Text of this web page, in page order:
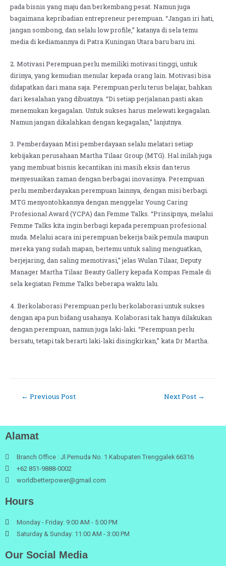
pada bisnis yang maju dan berkembang pesat. Namun juga
bagaimana kepribadian entrepreneur perempuan. “Jangan iri hati,
jangan sombong, dan selalu low profile,” katanya di sela temu
media di kediamannya di Patra Kuningan Utara baru baru ini.
2. Motivasi Perempuan perlu memiliki motivasi tinggi, untuk
dirinya, yang kemudian menular kepada orang lain. Motivasi bisa
didapatkan dari mana saja. Perempuan perlu terus belajar, bahkan
dari kesalahan yang dibuatnya. “Di setiap perjalanan pasti akan
menemukan kegagalan. Untuk sukses harus melewati kegagalan.
Namun jangan dikalahkan dengan kegagalan,” lanjutnya.
3. Pemberdayaan Misi pemberdayaan selalu melatari setiap
kebijakan perusahaan Martha Tilaar Group (MTG). Hal inilah juga
yang membuat bisnis kecantikan ini masih eksis dan terus
menyesuaikan zaman dengan berbagai inovasinya. Perempuan
perlu memberdayakan perempuan lainnya, dengan misi berbagi.
MTG menyontohkannya dengan menggelar Young Caring
Profesional Award (YCPA) dan Femme Talks. “Prinsipnya, melalui
Femme Talks kita ingin berbagi kepada perempuan profesional
muda. Melalui acara ini perempuan bekerja baik pemula maupun
mereka yang sudah mapan, bertemu untuk saling menguatkan,
berjejaring, dan saling memotivasi,” jelas Wulan Tilaar, Deputy
Manager Martha Tilaar Beauty Gallery kepada Kompas Female di
sela kegiatan Femme Talks beberapa waktu lalu.
4. Berkolaborasi Perempuan perlu berkolaborasi untuk sukses
dengan apa pun bidang usahanya. Kolaborasi tak hanya dilakukan
dengan perempuan, namun juga laki-laki. “Perempuan perlu
bersatu, tetapi tak berarti laki-laki disingkirkan,” kata Dr Martha.
← Previous Post Next Post →
Alamat
Branch Office : Jl.Pemuda No. 1 Kabupaten Trenggalek 66316
+62 851-9888-0002
worldbetterpower@gmail.com
Hours
Monday - Friday: 9:00 AM - 5:00 PM
Saturday & Sunday: 11:00 AM - 3:00 PM
Our Social Media